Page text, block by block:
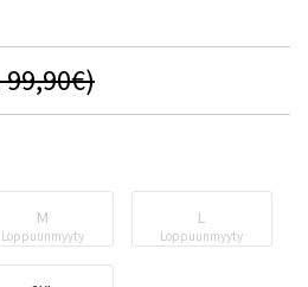
M
Loppuunmyyty
L
Loppuunmyyty